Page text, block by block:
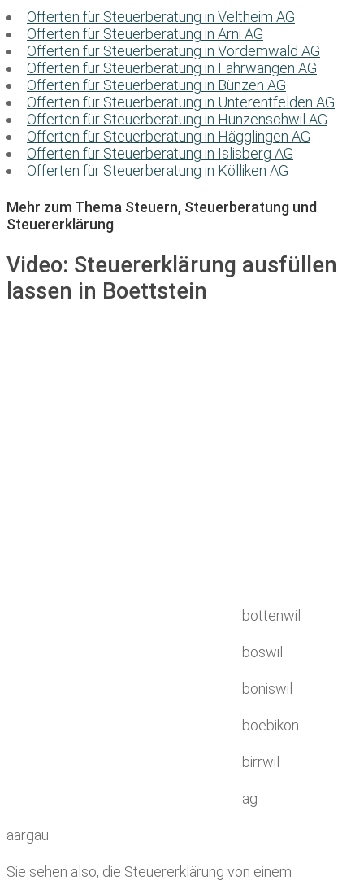
Offerten für Steuerberatung in Veltheim AG
Offerten für Steuerberatung in Arni AG
Offerten für Steuerberatung in Vordemwald AG
Offerten für Steuerberatung in Fahrwangen AG
Offerten für Steuerberatung in Bünzen AG
Offerten für Steuerberatung in Unterentfelden AG
Offerten für Steuerberatung in Hunzenschwil AG
Offerten für Steuerberatung in Hägglingen AG
Offerten für Steuerberatung in Islisberg AG
Offerten für Steuerberatung in Kölliken AG
Mehr zum Thema Steuern, Steuerberatung und
Steuererklärung
Video: Steuererklärung ausfüllen
lassen in Boettstein
bottenwil
boswil
boniswil
boebikon
birrwil
ag
aargau
Sie sehen also, die Steuererklärung von einem